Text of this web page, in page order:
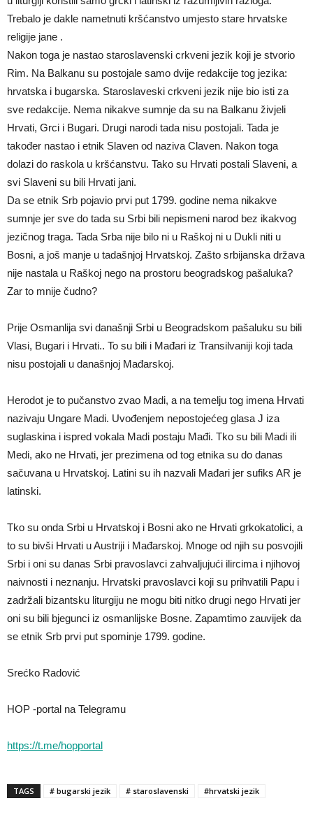
Trebalo je dakle nametnuti kršćanstvo umjesto stare hrvatske
religije jane .
Nakon toga je nastao staroslavenski crkveni jezik koji je stvorio
Rim. Na Balkanu su postojale samo dvije redakcije tog jezika:
hrvatska i bugarska. Staroslaveski crkveni jezik nije bio isti za
sve redakcije. Nema nikakve sumnje da su na Balkanu živjeli
Hrvati, Grci i Bugari. Drugi narodi tada nisu postojali. Tada je
također nastao i etnik Slaven od naziva Claven. Nakon toga
dolazi do raskola u kršćanstvu. Tako su Hrvati postali Slaveni, a
svi Slaveni su bili Hrvati jani.
Da se etnik Srb pojavio prvi put 1799. godine nema nikakve
sumnje jer sve do tada su Srbi bili nepismeni narod bez ikakvog
jezičnog traga. Tada Srba nije bilo ni u Raškoj ni u Dukli niti u
Bosni, a još manje u tadašnjoj Hrvatskoj. Zašto srbijanska država
nije nastala u Raškoj nego na prostoru beogradskog pašaluka?
Zar to mnije čudno?
Prije Osmanlija svi današnji Srbi u Beogradskom pašaluku su bili
Vlasi, Bugari i Hrvati.. To su bili i Mađari iz Transilvaniji koji tada
nisu postojali u današnjoj Mađarskoj.
Herodot je to pučanstvo zvao Madi, a na temelju tog imena Hrvati
nazivaju Ungare Madi. Uvođenjem nepostojećeg glasa J iza
suglaskina i ispred vokala Madi postaju Mađi. Tko su bili Madi ili
Medi, ako ne Hrvati, jer prezimena od tog etnika su do danas
sačuvana u Hrvatskoj. Latini su ih nazvali Mađari jer sufiks AR je
latinski.
Tko su onda Srbi u Hrvatskoj i Bosni ako ne Hrvati grkokatolici, a
to su bivši Hrvati u Austriji i Mađarskoj. Mnoge od njih su posvojili
Srbi i oni su danas Srbi pravoslavci zahvaljujući ilircima i njihovoj
naivnosti i neznanju. Hrvatski pravoslavci koji su prihvatili Papu i
zadržali bizantsku liturgiju ne mogu biti nitko drugi nego Hrvati jer
oni su bili bjegunci iz osmanlijske Bosne. Zapamtimo zauvijek da
se etnik Srb prvi put spominje 1799. godine.
Srećko Radović
HOP -portal na Telegramu
https://t.me/hopportal
TAGS # bugarski jezik # staroslavenski #hrvatski jezik